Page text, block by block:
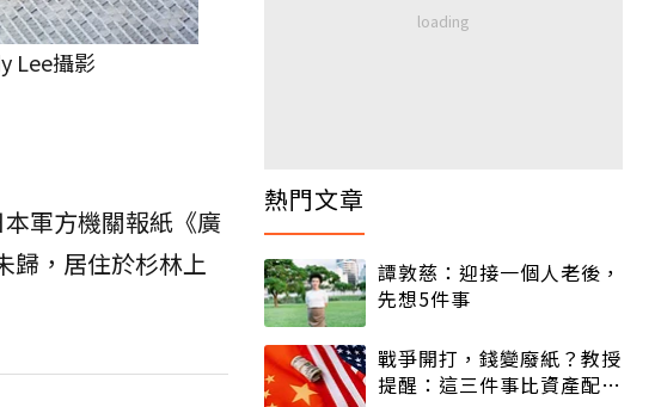
Lee攝影
軍方機關報紙《廣
歸，居住於杉林上
熱門文章
譚敦慈：迎接一個人老後，
先想5件事
戰爭開打，錢變廢紙？教授
提醒：這三件事比資產配置